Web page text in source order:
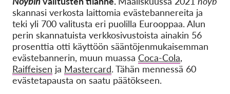
skannasi verkosta laittomia evästebannereita ja
teki yli 700 valitusta eri puolilla Eurooppaa. Alun
perin skannatuista verkkosivustoista ainakin 56
prosenttia otti käyttöön sääntöjenmukaisemman
evästebannerin, muun muassa Coca-Cola,
Raiffeisen ja Mastercard. Tähän mennessä 60
evästetapausta on saatu päätökseen.